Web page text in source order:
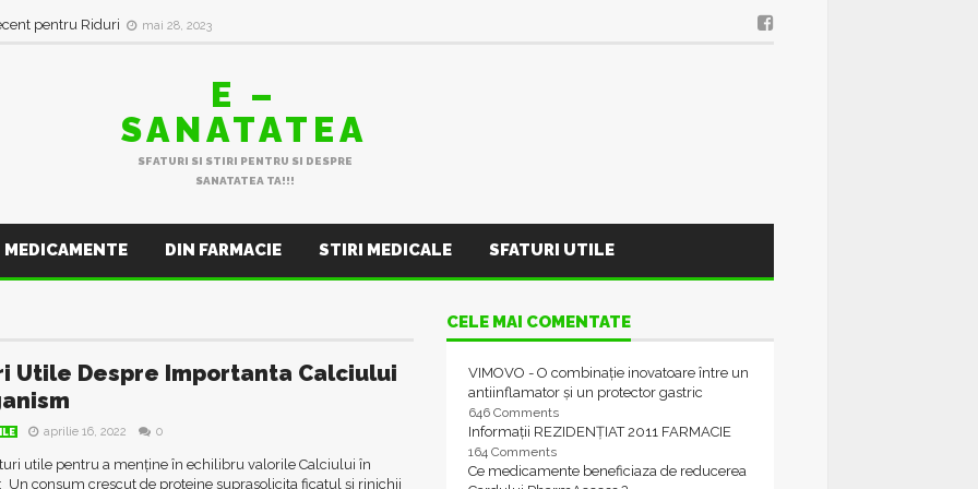
pentru Riduri mai 28, 2023
E –
SANATATEA
SFATURI SI STIRI PENTRU SI DESPRE
SANATATEA TA!!!
MEDICAMENTE DIN FARMACIE STIRI MEDICALE SFATURI UTILE
Utile Despre Importanta Calciului
aprilie 16, 2022 0
utile pentru a menține în echilibru valorile Calciului în
Un consum crescut de proteine suprasolicita ficatul şi rinichii
CELE MAI COMENTATE
VIMOVO - O combinație inovatoare între un
antiinflamator și un protector gastric
646 Comments
Informații REZIDENȚIAT 2011 FARMACIE
164 Comments
Ce medicamente beneficiaza de reducerea